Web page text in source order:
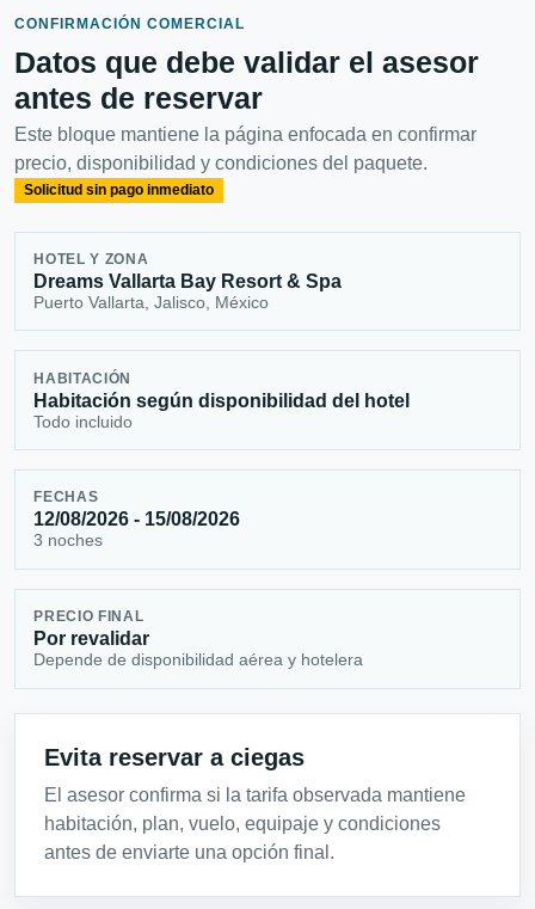
CONFIRMACIÓN COMERCIAL
Datos que debe validar el asesor
antes de reservar
Este bloque mantiene la página enfocada en confirmar
precio, disponibilidad y condiciones del paquete.
Solicitud sin pago inmediato
HOTEL Y ZONA
Dreams Vallarta Bay Resort & Spa
Puerto Vallarta, Jalisco, México
HABITACIÓN
Habitación según disponibilidad del hotel
Todo incluido
FECHAS
12/08/2026 - 15/08/2026
3 noches
PRECIO FINAL
Por revalidar
Depende de disponibilidad aérea y hotelera
Evita reservar a ciegas
El asesor confirma si la tarifa observada mantiene
habitación, plan, vuelo, equipaje y condiciones
antes de enviarte una opción final.